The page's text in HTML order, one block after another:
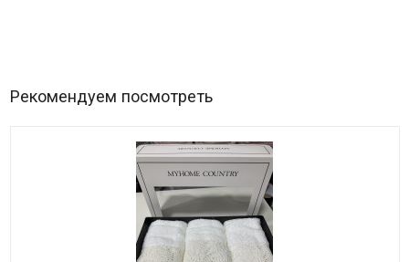
Рекомендуем посмотреть